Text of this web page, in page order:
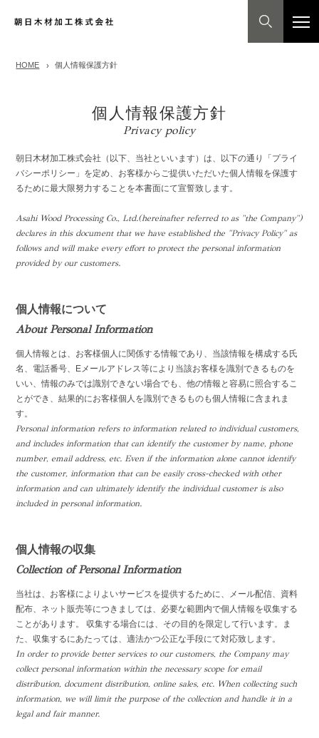
HOME 個人情報保護方針
個人情報保護方針
Privacy policy
朝日木材加工株式会社（以下、当社といいます）は、以下の通り「プライ
バシーポリシー」を定め、お客様からご提供いただいた個人情報を保護す
るために最大限努力することを本書面にて宣誓致します。
Asahi Wood Processing Co., Ltd.(hereinafter referred to as "the Company")
declares in this document that we have established the "Privacy Policy" as
follows and will make every effort to protect the personal information
provided by our customers.
個人情報について
About Personal Information
個人情報とは、お客様個人に関係する情報であり、当該情報を構成する氏
名、電話番号、Eメールアドレス等により当該お客様を識別できるものを
いい、情報のみでは識別できない場合でも、他の情報と容易に照合するこ
とができ、結果的にお客様個人を識別できるものも個人情報に含まれま
す。
Personal information refers to information related to individual customers,
and includes information that can identify the customer by name, phone
number, email address, etc. Even if the information alone cannot identify
the customer, information that can be easily cross-checked with other
information and can ultimately identify the individual customer is also
included in personal information.
個人情報の収集
Collection of Personal Information
当社は、お客様によりよいサービスを提供するために、メール配信、資料
配布、ネット販売等につきましては、必要な範囲内で個人情報を収集する
ことがあります。 収集する場合には、その目的を限定して行います。ま
た、収集するにあたっては、適法かつ公正な手段にて対応致します。
In order to provide better services to our customers, the Company may
collect personal information within the necessary scope for email
distribution, document distribution, online sales, etc. When collecting such
information, we will limit the purpose of the collection and handle it in a
legal and fair manner.